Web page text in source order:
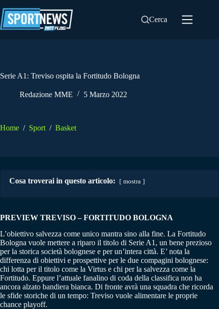
al
contenuto
Cerca
Serie A1: Treviso ospita la Fortitudo Bologna
Redazione MME 5 Marzo 2022
Home / Sport / Basket
Cosa troverai in questo articolo: mostra
PREVIEW TREVISO – FORTITUDO BOLOGNA
L’obiettivo salvezza come unico mantra sino alla fine. La Fortitudo
Bologna vuole mettere a riparo il titolo di Serie A1, un bene prezioso
per la storica società bolognese e per un’intera città. E’ nota la
differenza di obiettivi e prospettive per le due compagini bolognese:
chi lotta per il titolo come la Virtus e chi per la salvezza come la
Fortitudo. Eppure l’attuale fanalino di coda della classifica non ha
ancora alzato bandiera bianca. Di fronte avrà una squadra che ricorda
le sfide storiche di un tempo: Treviso vuole alimentare le proprie
chance playoff.